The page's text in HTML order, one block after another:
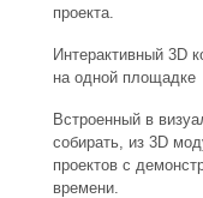
проекта.
Интерактивный 3D
на одной площадке
Встроенный в
собирать, из 3D
проектов с
времени.